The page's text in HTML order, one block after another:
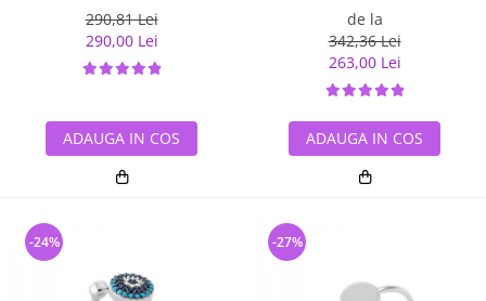
290,81 Lei
290,00 Lei
ADAUGA IN COS
de la
342,36 Lei
263,00 Lei
ADAUGA IN COS
-24% -27%